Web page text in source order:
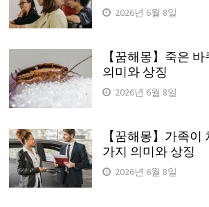
2026년 6월 8일
【꿈해몽】죽은
의미와 상징
2026년 6월 8일
【꿈해몽】가족이
가지 의미와 상징
2026년 6월 8일